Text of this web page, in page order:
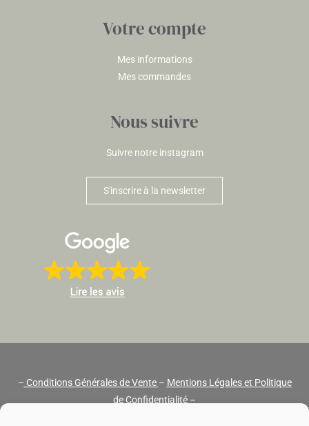
Votre compte
Mes informations
Mes commandes
Nous suivre
Suivre notre instagram
S'inscrire à la newsletter
– Conditions Générales de Vente – Mentions Légales et Politique
de Confidentialité –